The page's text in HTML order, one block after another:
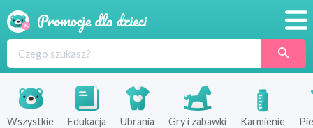
Produkty
Sklepy
Wszystkie Edukacja Ubrania Gry i zabawki Karmienie